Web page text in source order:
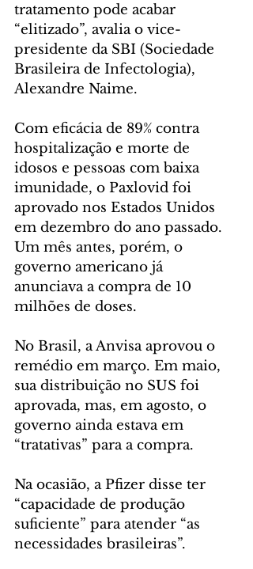
tratamento pode acabar
“elitizado”, avalia o vice-
presidente da SBI (Sociedade
Brasileira de Infectologia),
Alexandre Naime.
Com eficácia de 89% contra
hospitalização e morte de
idosos e pessoas com baixa
imunidade, o Paxlovid foi
aprovado nos Estados Unidos
em dezembro do ano passado.
Um mês antes, porém, o
governo americano já
anunciava a compra de 10
milhões de doses.
No Brasil, a Anvisa aprovou o
remédio em março. Em maio,
sua distribuição no SUS foi
aprovada, mas, em agosto, o
governo ainda estava em
“tratativas” para a compra.
Na ocasião, a Pfizer disse ter
“capacidade de produção
suficiente” para atender “as
necessidades brasileiras”.